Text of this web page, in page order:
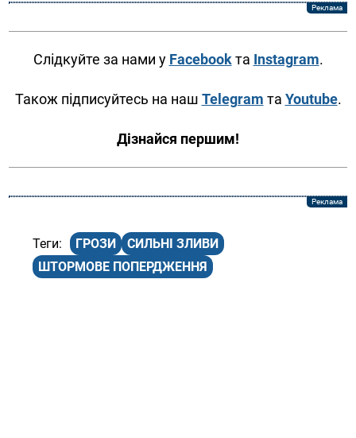
Слідкуйте за нами у Facebookта Instagram.
Також підписуйтесь на наш Telegram та Youtube.
Дізнайся першим!
ГРОЗИ
СИЛЬНІ ЗЛИВИ
ШТОРМОВЕ ПОПЕРДЖЕННЯ